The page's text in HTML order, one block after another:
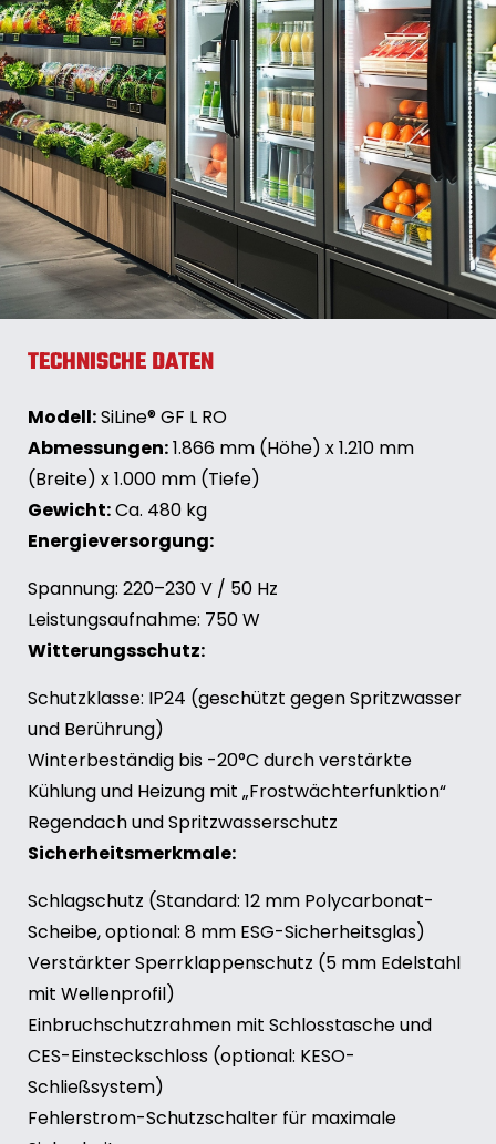
TECHNISCHE DATEN
Modell:SiLine® GF L RO
Abmessungen:1.866 mm (Höhe) x 1.210 mm
(Breite) x 1.000 mm (Tiefe)
Gewicht:Ca. 480 kg
Energieversorgung:
Spannung: 220–230 V / 50 Hz
Leistungsaufnahme: 750 W
Witterungsschutz:
Schutzklasse: IP24 (geschützt gegen Spritzwasser
und Berührung)
Winterbeständig bis -20°C durch verstärkte
Kühlung und Heizung mit „Frostwächterfunktion“
Regendach und Spritzwasserschutz
Sicherheitsmerkmale:
Schlagschutz (Standard: 12 mm Polycarbonat-
Scheibe, optional: 8 mm ESG-Sicherheitsglas)
Verstärkter Sperrklappenschutz (5 mm Edelstahl
mit Wellenprofil)
Einbruchschutzrahmen mit Schlosstasche und
CES-Einsteckschloss (optional: KESO-
Schließsystem)
Fehlerstrom-Schutzschalter für maximale